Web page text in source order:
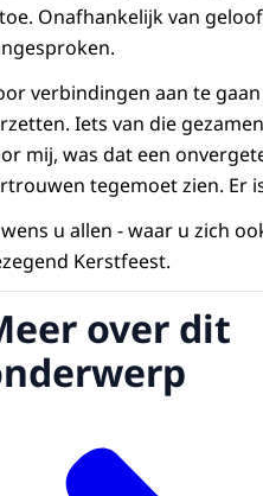
Onafhankelijk van
verbindingen aan te
Iets van die
mij, was dat een
tegemoet zien. Er
u allen - waar u zich
Kerstfeest.
over dit